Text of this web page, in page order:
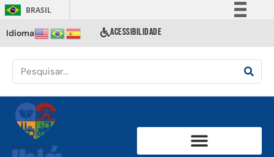
BRASIL
Comunica BR
Acesso à informação
Idioma ACESSIBILIDADE